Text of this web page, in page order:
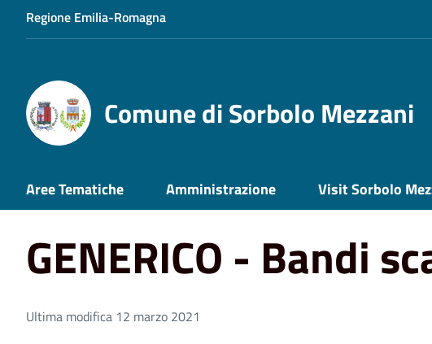
Regione Emilia-Romagna
Comune di Sorbolo Mezzani
Aree Tematiche Amministrazione Visit Sorbolo
Home GENERICO - Bandi scaduti, 5
GENERICO - Bandi
Ultima modifica 12 marzo 2021